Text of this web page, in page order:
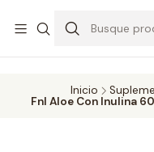
Feriado 21-05-2026
día solo área Metropolitana
Pedidos hasta 16 hrs.,
Inicio
Fnl Aloe Con Inulina